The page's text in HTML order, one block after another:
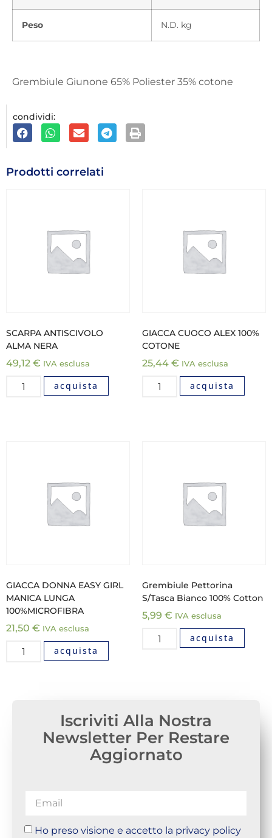
Peso N.D. kg
Grembiule Giunone 65% Poliester 35% cotone
condividi:
Prodotti correlati
SCARPA ANTISCIVOLO
ALMA NERA
49,12 € IVA esclusa
acquista
GIACCA CUOCO ALEX 100%
COTONE
25,44 € IVA esclusa
acquista
GIACCA DONNA EASY GIRL
MANICA LUNGA
100%MICROFIBRA
21,50 € IVA esclusa
acquista
Grembiule Pettorina
S/Tasca Bianco 100% Cotton
5,99 € IVA esclusa
acquista
Iscriviti Alla Nostra
Newsletter Per Restare
Aggiornato
Ho preso visione e accetto la privacy policy